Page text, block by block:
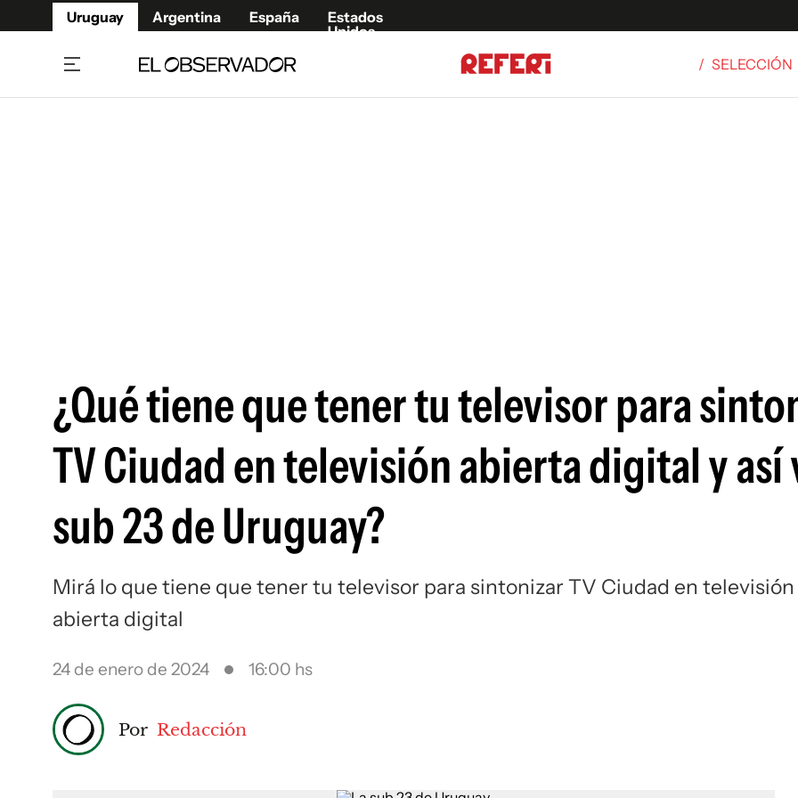
Uruguay Argentina España
Estados
Unidos
/ SELECCIÓN
¿Qué tiene que tener tu televisor para
TV Ciudad en televisión abierta digital y así
sub 23 de Uruguay?
Mirá lo que tiene que tener tu televisor para sintonizar TV Ciudad en televisión
abierta digital
24 de enero de 2024 16:00 hs
Por Redacción